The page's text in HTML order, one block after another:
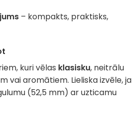
– kompakts, praktisks,
kuri vēlas klasisku, neitrālu
vai aromātiem. Lieliska izvēle, ja
(52,5 mm) ar uzticamu